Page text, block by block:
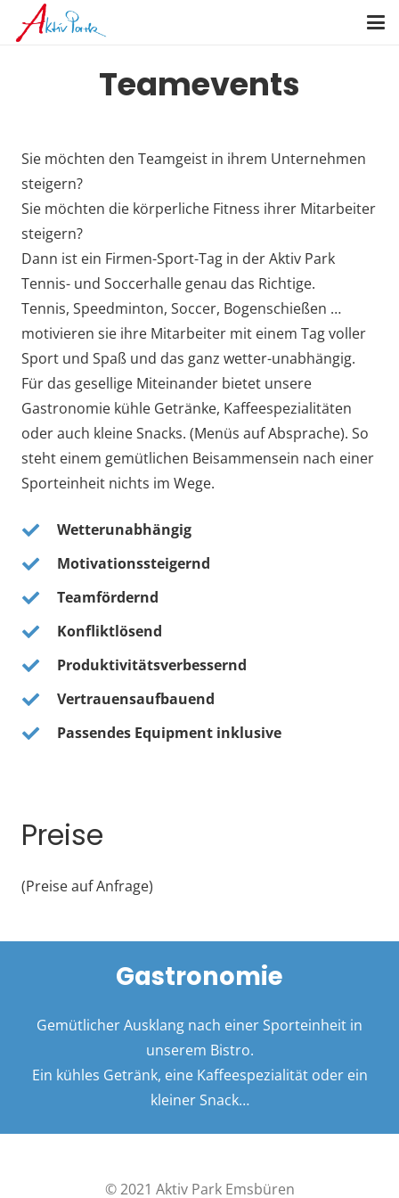
Teamevents
Sie möchten den Teamgeist in ihrem Unternehmen
steigern?
Sie möchten die körperliche Fitness ihrer Mitarbeiter
steigern?
Dann ist ein Firmen-Sport-Tag in der Aktiv Park
Tennis- und Soccerhalle genau das Richtige.
Tennis, Speedminton, Soccer, Bogenschießen …
motivieren sie ihre Mitarbeiter mit einem Tag voller
Sport und Spaß und das ganz wetter-unabhängig.
Für das gesellige Miteinander bietet unsere
Gastronomie kühle Getränke, Kaffeespezialitäten
oder auch kleine Snacks. (Menüs auf Absprache). So
steht einem gemütlichen Beisammensein nach einer
Sporteinheit nichts im Wege.
Wetterunabhängig
Motivationssteigernd
Teamfördernd
Konfliktlösend
Produktivitätsverbessernd
Vertrauensaufbauend
Passendes Equipment inklusive
Preise
(Preise auf Anfrage)
Gastronomie
Gemütlicher Ausklang nach einer Sporteinheit in
unserem Bistro.
Ein kühles Getränk, eine Kaffeespezialität oder ein
kleiner Snack…
© 2021 Aktiv Park Emsbüren